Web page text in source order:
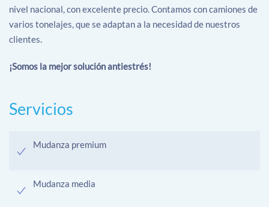
nivel nacional, con excelente precio. Contamos con camiones de
varios tonelajes, que se adaptan a la necesidad de nuestros
clientes.
¡Somos la mejor solución antiestrés!
Servicios
Mudanza premium
Mudanza media